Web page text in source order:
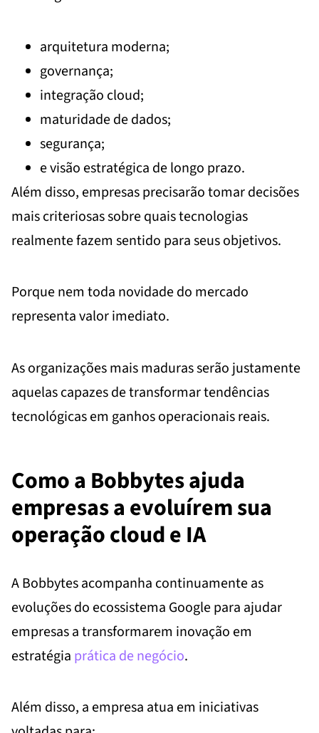
arquitetura moderna;
governança;
integração cloud;
maturidade de dados;
segurança;
e visão estratégica de longo prazo.
Além disso, empresas precisarão tomar decisões
mais criteriosas sobre quais tecnologias
realmente fazem sentido para seus objetivos.
Porque nem toda novidade do mercado
representa valor imediato.
As organizações mais maduras serão justamente
aquelas capazes de transformar tendências
tecnológicas em ganhos operacionais reais.
Como a Bobbytes ajuda
empresas a evoluírem sua
operação cloud e IA
A Bobbytes acompanha continuamente as
evoluções do ecossistema Google para ajudar
empresas a transformarem inovação em
estratégia prática de negócio.
Além disso, a empresa atua em iniciativas